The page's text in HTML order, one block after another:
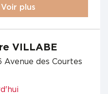
Voir plus
VILLABE
Avenue des Courtes